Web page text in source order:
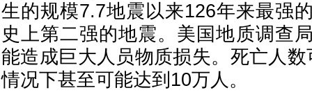
生的规模7.7地震以来126年来最强
史上第二强的地震。美国地质调查
能造成巨大人员物质损失。死亡人
情况下甚至可能达到10万人。